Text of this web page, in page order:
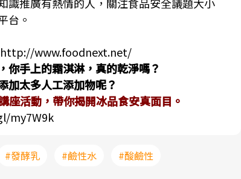
台。
http://www.foodnext.net/
你手上的霜淇淋，真的乾淨嗎？
加太多人工添加物呢？
座活動，帶你揭開冰品食安真面目。
my7W9k
#發酵乳 #鹼性水 #酸鹼性